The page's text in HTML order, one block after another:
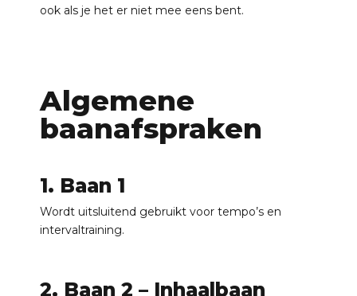
ook als je het er niet mee eens bent.
Algemene
baanafspraken
1. Baan 1
Wordt uitsluitend gebruikt voor tempo’s en
intervaltraining.
2. Baan 2 – Inhaalbaan